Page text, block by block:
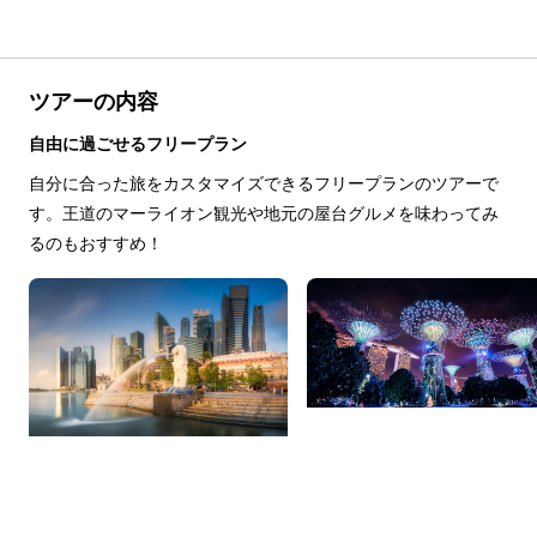
ツアーの内容
自由に過ごせるフリープラン
自分に合った旅をカスタマイズできるフリープランのツアーで
す。王道のマーライオン観光や地元の屋台グルメを味わってみ
るのもおすすめ！